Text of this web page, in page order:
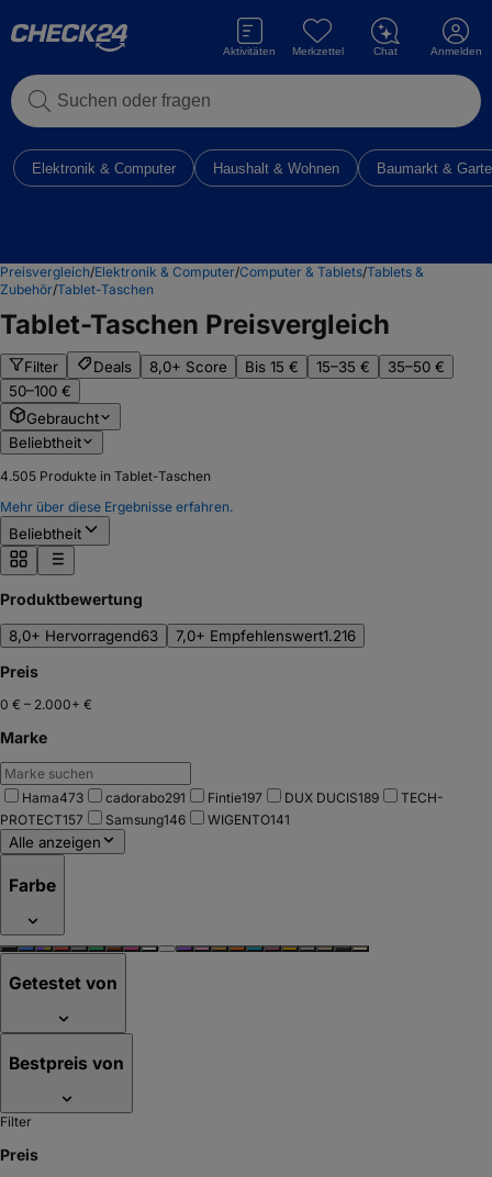
Suchen oder fragen
Aktivitäten Merkzettel Chat Anmelden
Elektronik & Computer Haushalt & Wohnen Baumarkt &
Preisvergleich/Elektronik & Computer/Computer & Tablets/Tablets &
Zubehör/Tablet-Taschen
Tablet-Taschen Preisvergleich
Filter Deals 8,0+ Score Bis 15 € 15–35 €
35–50 €
50–100 €
Gebraucht
Beliebtheit
4.505 Produkte in Tablet-Taschen
Mehr über diese Ergebnisse erfahren.
Beliebtheit
Produktbewertung
8,0+ Hervorragend63 7,0+ Empfehlenswert1.216
Preis
0 € – 2.000+ €
Marke
Hama473 cadorabo291 Fintie197 DUX DUCIS189
TECH-
PROTECT157 Samsung146 WIGENTO141
Alle anzeigen
Farbe
Getestet von
Bestpreis von
Filter
Preis